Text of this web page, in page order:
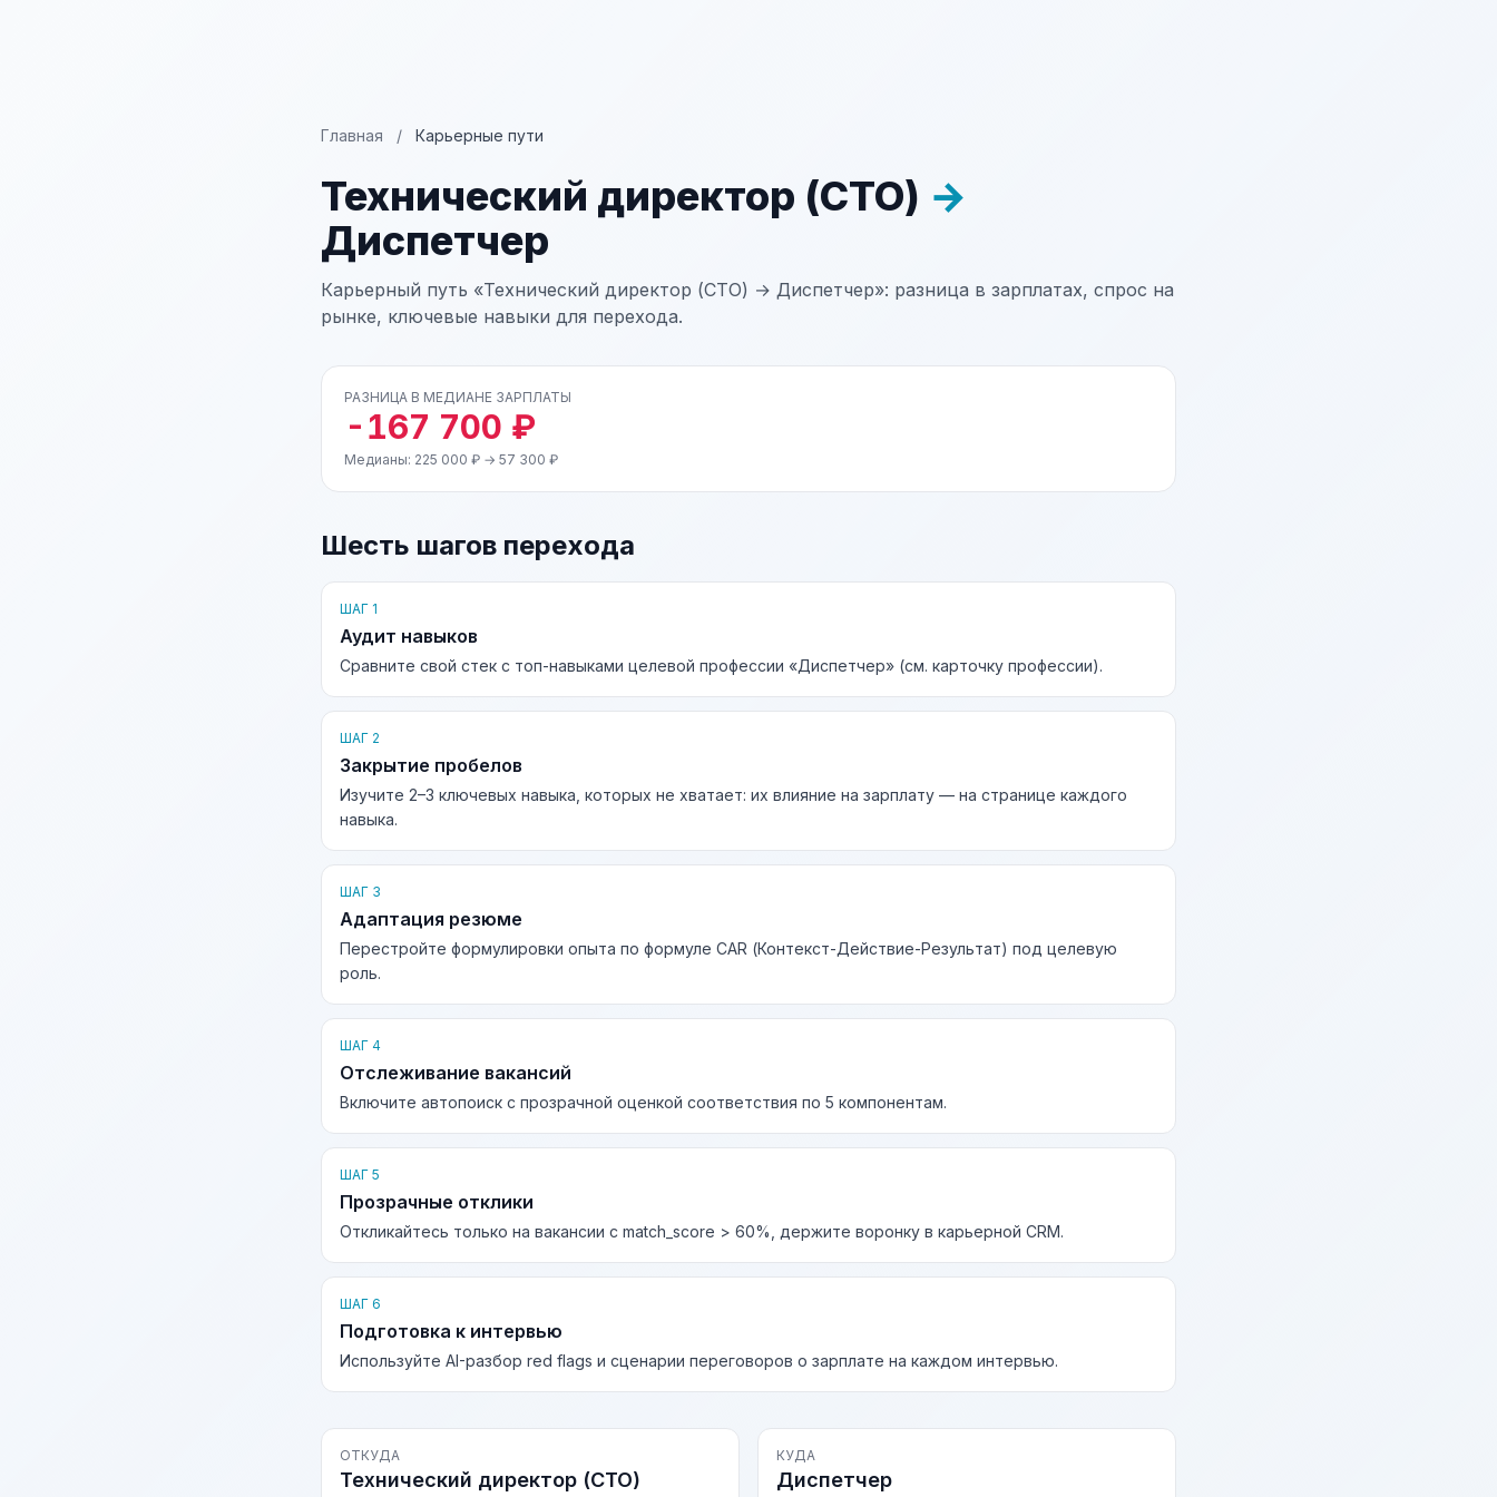
Главная / Карьерные пути
Технический директор (CTO) →
Диспетчер
Карьерный путь «Технический директор (CTO) → Диспетчер»: разница в зарплатах, спрос на
рынке, ключевые навыки для перехода.
РАЗНИЦА В МЕДИАНЕ ЗАРПЛАТЫ
-167 700 ₽
Медианы: 225 000 ₽ → 57 300 ₽
Шесть шагов перехода
ШАГ 1
Аудит навыков
Сравните свой стек с топ-навыками целевой профессии «Диспетчер» (см. карточку профессии).
ШАГ 2
Закрытие пробелов
Изучите 2–3 ключевых навыка, которых не хватает: их влияние на зарплату — на странице каждого
навыка.
ШАГ 3
Адаптация резюме
Перестройте формулировки опыта по формуле CAR (Контекст-Действие-Результат) под целевую
роль.
ШАГ 4
Отслеживание вакансий
Включите автопоиск с прозрачной оценкой соответствия по 5 компонентам.
ШАГ 5
Прозрачные отклики
Откликайтесь только на вакансии с match_score > 60%, держите воронку в карьерной CRM.
ШАГ 6
Подготовка к интервью
Используйте AI-разбор red flags и сценарии переговоров о зарплате на каждом интервью.
ОТКУДА
Технический директор (CTO)
КУДА
Диспетчер